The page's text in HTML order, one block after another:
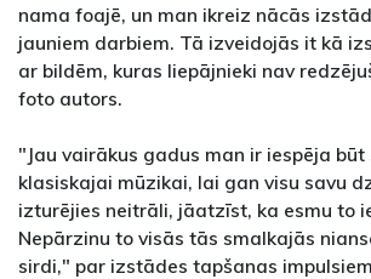
nama foajē, un man ikreiz nācās
jauniem darbiem. Tā izveidojās it kā
ar bildēm, kuras liepājnieki nav
foto autors.
"Jau vairākus gadus man ir iespēja
klasiskajai mūzikai, lai gan visu savu
izturējies neitrāli, jāatzīst, ka esmu to
Nepārzinu to visās tās smalkajās
sirdi," par izstādes tapšanas